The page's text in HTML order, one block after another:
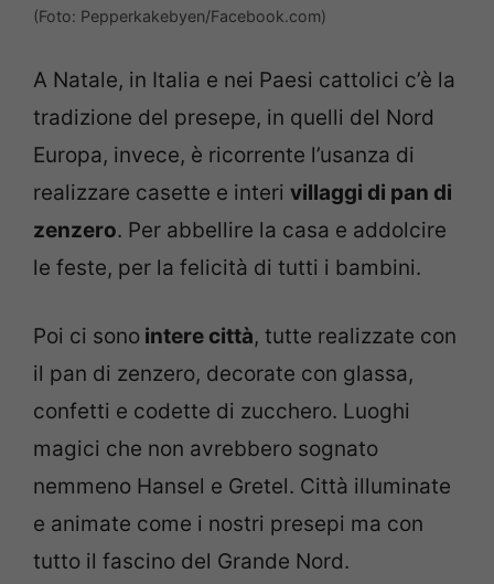
(Foto: Pepperkakebyen/Facebook.com)
A Natale, in Italia e nei Paesi cattolici c’è la
tradizione del presepe, in quelli del Nord
Europa, invece, è ricorrente l’usanza di
realizzare casette e interi villaggi di pan di
zenzero. Per abbellire la casa e addolcire
le feste, per la felicità di tutti i bambini.
Poi ci sono intere città, tutte realizzate con
il pan di zenzero, decorate con glassa,
confetti e codette di zucchero. Luoghi
magici che non avrebbero sognato
nemmeno Hansel e Gretel. Città illuminate
e animate come i nostri presepi ma con
tutto il fascino del Grande Nord.